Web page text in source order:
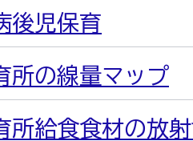
後児保育
所の線量マップ
所給食食材の放